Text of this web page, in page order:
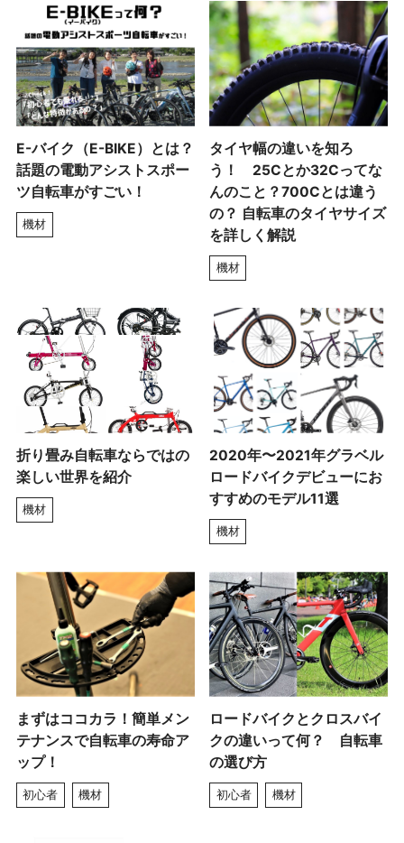
E-バイク（E-BIKE）とは？
話題の電動アシストスポー
ツ自転車がすごい！
機材
タイヤ幅の違いを知ろ
う！ 25Cとか32Cってな
んのこと？700Cとは違う
の？ 自転車のタイヤサイズ
を詳しく解説
機材
折り畳み自転車ならではの
楽しい世界を紹介
機材
2020年〜2021年グラベル
ロードバイクデビューにお
すすめのモデル11選
機材
まずはココカラ！簡単メン
テナンスで自転車の寿命ア
ップ！
初心者 機材
ロードバイクとクロスバイ
クの違いって何？ 自転車
の選び方
初心者 機材